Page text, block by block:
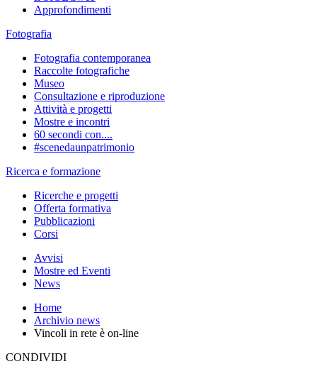
Approfondimenti
Fotografia
Fotografia contemporanea
Raccolte fotografiche
Museo
Consultazione e riproduzione
Attività e progetti
Mostre e incontri
60 secondi con....
#scenedaunpatrimonio
Ricerca e formazione
Ricerche e progetti
Offerta formativa
Pubblicazioni
Corsi
Avvisi
Mostre ed Eventi
News
Home
Archivio news
Vincoli in rete è on-line
CONDIVIDI